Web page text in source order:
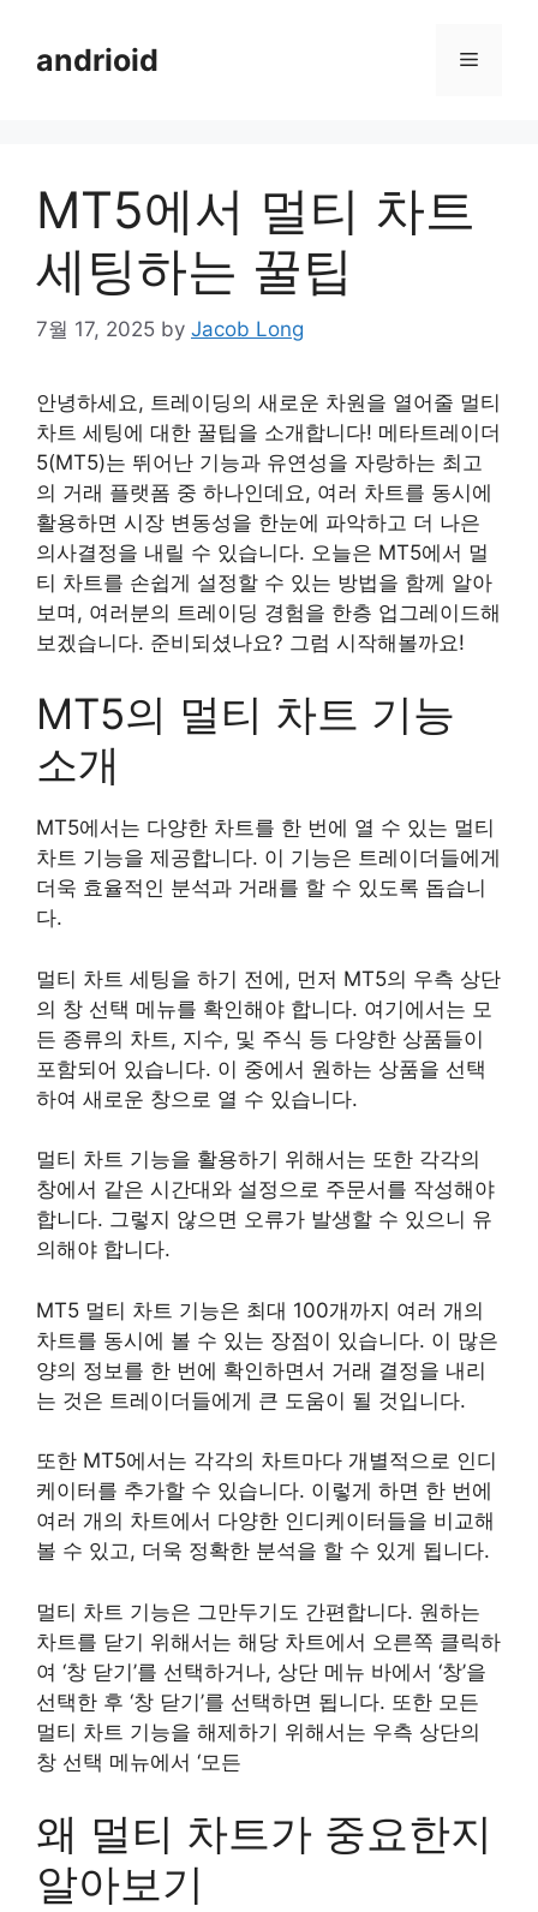
contentandrioid Menu
MT5에서 멀티 차트
세팅하는 꿀팁
7월 17, 2025 by Jacob Long
안녕하세요, 트레이딩의 새로운 차원을 열어줄 멀티
차트 세팅에 대한 꿀팁을 소개합니다! 메타트레이더
5(MT5)는 뛰어난 기능과 유연성을 자랑하는 최고
의 거래 플랫폼 중 하나인데요, 여러 차트를 동시에
활용하면 시장 변동성을 한눈에 파악하고 더 나은
의사결정을 내릴 수 있습니다. 오늘은 MT5에서 멀
티 차트를 손쉽게 설정할 수 있는 방법을 함께 알아
보며, 여러분의 트레이딩 경험을 한층 업그레이드해
보겠습니다. 준비되셨나요? 그럼 시작해볼까요!
MT5의 멀티 차트 기능
소개
MT5에서는 다양한 차트를 한 번에 열 수 있는 멀티
차트 기능을 제공합니다. 이 기능은 트레이더들에게
더욱 효율적인 분석과 거래를 할 수 있도록 돕습니
다.
멀티 차트 세팅을 하기 전에, 먼저 MT5의 우측 상단
의 창 선택 메뉴를 확인해야 합니다. 여기에서는 모
든 종류의 차트, 지수, 및 주식 등 다양한 상품들이
포함되어 있습니다. 이 중에서 원하는 상품을 선택
하여 새로운 창으로 열 수 있습니다.
멀티 차트 기능을 활용하기 위해서는 또한 각각의
창에서 같은 시간대와 설정으로 주문서를 작성해야
합니다. 그렇지 않으면 오류가 발생할 수 있으니 유
의해야 합니다.
MT5 멀티 차트 기능은 최대 100개까지 여러 개의
차트를 동시에 볼 수 있는 장점이 있습니다. 이 많은
양의 정보를 한 번에 확인하면서 거래 결정을 내리
는 것은 트레이더들에게 큰 도움이 될 것입니다.
또한 MT5에서는 각각의 차트마다 개별적으로 인디
케이터를 추가할 수 있습니다. 이렇게 하면 한 번에
여러 개의 차트에서 다양한 인디케이터들을 비교해
볼 수 있고, 더욱 정확한 분석을 할 수 있게 됩니다.
멀티 차트 기능은 그만두기도 간편합니다. 원하는
차트를 닫기 위해서는 해당 차트에서 오른쪽 클릭하
여 ‘창 닫기’를 선택하거나, 상단 메뉴 바에서 ‘창’을
선택한 후 ‘창 닫기’를 선택하면 됩니다. 또한 모든
멀티 차트 기능을 해제하기 위해서는 우측 상단의
창 선택 메뉴에서 ‘모든
왜 멀티 차트가 중요한지
알아보기